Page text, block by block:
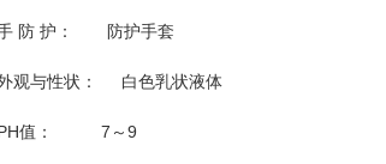
防 护： 防护手套
观与性状： 白色乳
值： 7～